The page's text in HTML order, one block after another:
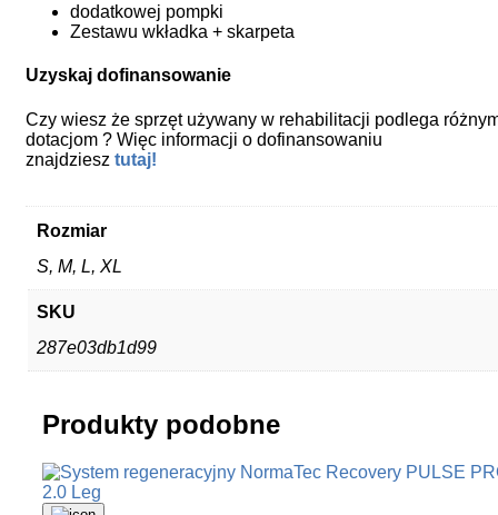
dodatkowej pompki
Zestawu wkładka + skarpeta
Uzyskaj dofinansowanie
Czy wiesz że sprzęt używany w rehabilitacji podlega
dotacjom ? Więc informacji o dofinansowaniu
znajdziesz tutaj!
Rozmiar
S, M, L, XL
SKU
287e03db1d99
Produkty podobne